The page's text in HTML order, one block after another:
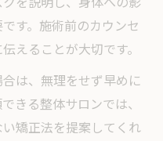
す。施術前のカウンセ
えることが大切です。
は、無理をせず早めに
きる整体サロンでは、
矯正法を提案してくれ